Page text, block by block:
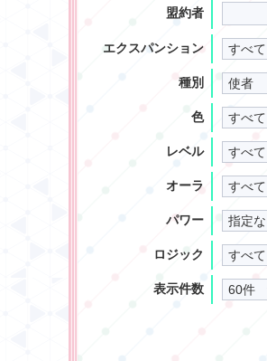
盟約者
エクスパンション
種別
色
レベル
オーラ
パワー
ロジック
表示件数